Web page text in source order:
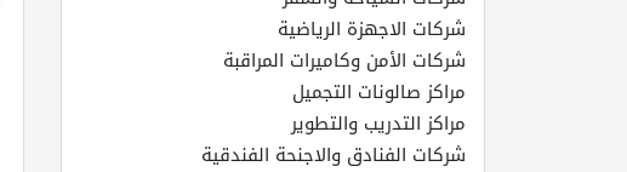
شركات الاجهزة الرياضية
شركات الأمن وكاميرات المراقبة
مراكز صالونات التجميل
مراكز التدريب والتطوير
شركات الفنادق والاجنحة الفندقية